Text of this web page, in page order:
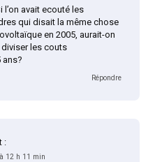
l’on avait ecouté les
qui disait la même chose
en 2005, aurait-on
diviser les couts
ans?
Répondre
:
12 h 11 min